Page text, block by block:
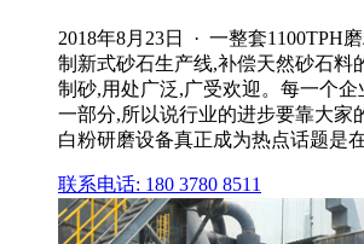
2018年8月23日 · 一整套1100TPH
制新式砂石生产线,补偿天然砂石料
制砂,用处广泛,广受欢迎。每一个
一部分,所以说行业的进步要靠大家
白粉研磨设备真正成为热点话题是
联系电话: 180 3780 8511